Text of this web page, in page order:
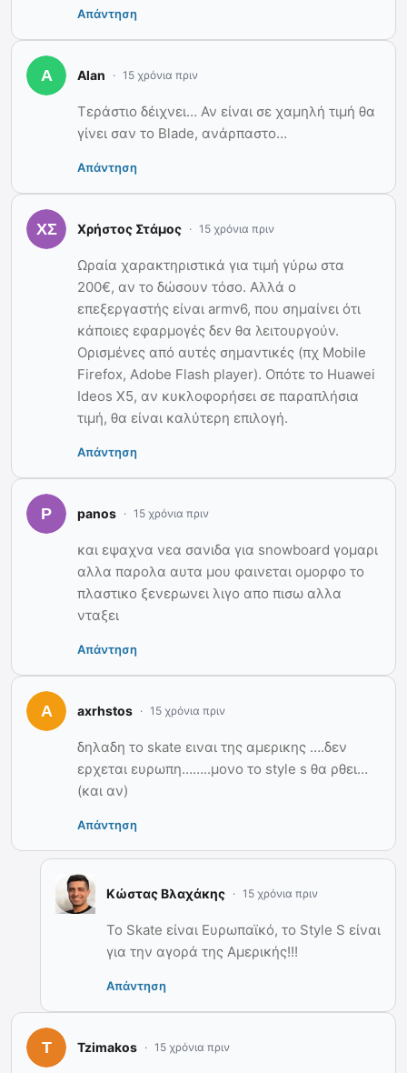
Απάντηση
Alan 15 χρόνια πριν
Τεράστιο δέιχνει… Αν είναι σε χαμηλή τιμή θα
γίνει σαν το Blade, ανάρπαστο…
Απάντηση
Χρήστος Στάμος 15 χρόνια πριν
Ωραία χαρακτηριστικά για τιμή γύρω στα
200€, αν το δώσουν τόσο. Αλλά ο
επεξεργαστής είναι armv6, που σημαίνει ότι
κάποιες εφαρμογές δεν θα λειτουργούν.
Ορισμένες από αυτές σημαντικές (πχ Mobile
Firefox, Adobe Flash player). Οπότε το Huawei
Ideos X5, αν κυκλοφορήσει σε παραπλήσια
τιμή, θα είναι καλύτερη επιλογή.
Απάντηση
panos 15 χρόνια πριν
και εψαχνα νεα σανιδα για snowboard γομαρι
αλλα παρολα αυτα μου φαινεται ομορφο το
πλαστικο ξενερωνει λιγο απο πισω αλλα
νταξει
Απάντηση
axrhstos 15 χρόνια πριν
δηλαδη το skate ειναι της αμερικης ….δεν
ερχεται ευρωπη……..μονο το style s θα ρθει…
(και αν)
Απάντηση
Κώστας Βλαχάκης 15 χρόνια πριν
Το Skate είναι Ευρωπαϊκό, το Style S είναι
για την αγορά της Αμερικής!!!
Απάντηση
Tzimakos 15 χρόνια πριν